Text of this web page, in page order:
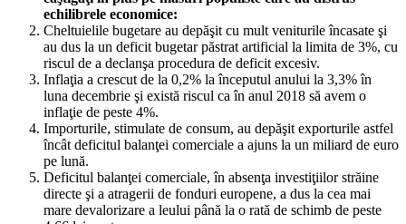
echilibrele economice:
Cheltuielile bugetare au depăşit cu mult veniturile încasate şi
au dus la un deficit bugetar păstrat artificial la limita de 3%, cu
riscul de a declanşa procedura de deficit excesiv.
Inflaţia a crescut de la 0,2% la începutul anului la 3,3% în
luna decembrie şi există riscul ca în anul 2018 să avem o
inflaţie de peste 4%.
Importurile, stimulate de consum, au depăşit exporturile astfel
încât deficitul balanţei comerciale a ajuns la un miliard de euro
pe lună.
Deficitul balanţei comerciale, în absenţa investiţiilor străine
directe şi a atragerii de fonduri europene, a dus la cea mai
mare devalorizare a leului până la o rată de schimb de peste